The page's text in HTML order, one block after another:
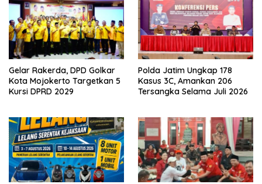
Gelar Rakerda, DPD Golkar
Kota Mojokerto Targetkan 5
Kursi DPRD 2029
Polda Jatim Ungkap 178
Kasus 3C, Amankan 206
Tersangka Selama Juli 2026